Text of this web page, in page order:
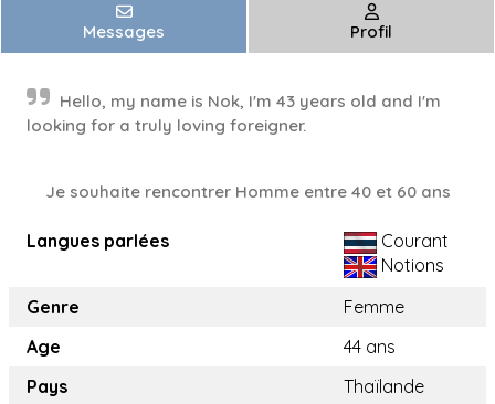
Messages Profil
Hello, my name is Nok, I'm 43 years old and I'm
looking for a truly loving foreigner.
Je souhaite rencontrer Homme entre 40 et 60 ans
Langues parlées
Courant
Notions
Genre
Femme
Age
44 ans
Pays
Thaïlande